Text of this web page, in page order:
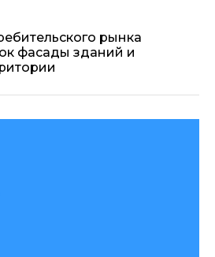
рынка
фасады зданий и